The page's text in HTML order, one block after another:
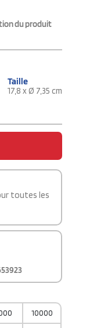
du produit
Taille
17,8 x Ø 7,35 cm
toutes les
10000